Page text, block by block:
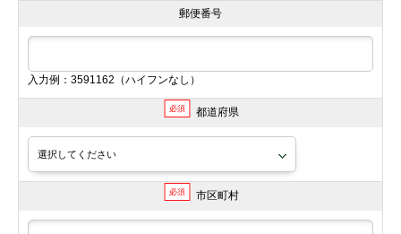
郵便番号
入力例：3591162（ハイフンなし）
必須 都道府県
必須 市区町村